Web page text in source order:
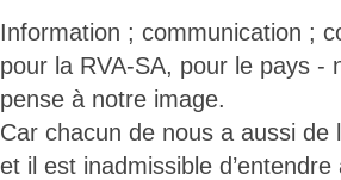
Information ; communication ;
pour la RVA-SA, pour le pays -
pense à notre image.
Car chacun de nous a aussi
et il est inadmissible